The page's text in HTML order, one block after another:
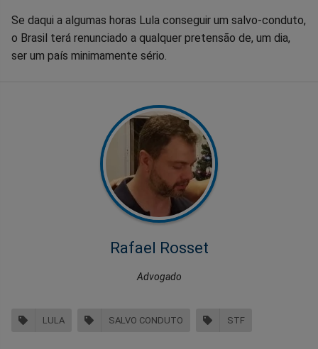
Se daqui a algumas horas Lula conseguir um salvo-conduto,
o Brasil terá renunciado a qualquer pretensão de, um dia,
ser um país minimamente sério.
Rafael Rosset
Advogado
LULA SALVO CONDUTO STF